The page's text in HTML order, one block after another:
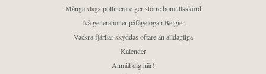
Många slags pollinerare ger större bomullsskörd
Två generationer påfågelöga i Belgien
Vackra fjärilar skyddas oftare än alldagliga
Kalender
Anmäl dig här!